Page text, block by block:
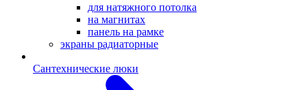
для натяжного потолка
на магнитах
панель на рамке
экраны радиаторные
Сантехнические люки